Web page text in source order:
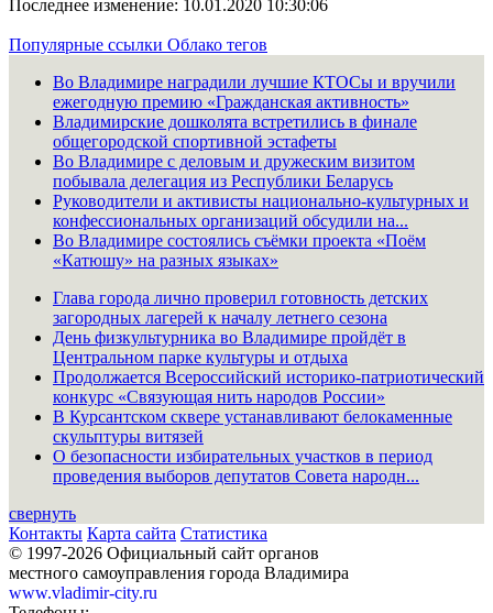
Последнее изменение: 10.01.2020 10:30:06
Популярные ссылки Облако тегов
Во Владимире наградили лучшие КТОСы и вручили
ежегодную премию «Гражданская активность»
Владимирские дошколята встретились в финале
общегородской спортивной эстафеты
Во Владимире с деловым и дружеским визитом
побывала делегация из Республики Беларусь
Руководители и активисты национально-культурных и
конфессиональных организаций обсудили на...
Во Владимире состоялись съёмки проекта «Поём
«Катюшу» на разных языках»
Глава города лично проверил готовность детских
загородных лагерей к началу летнего сезона
День физкультурника во Владимире пройдёт в
Центральном парке культуры и отдыха
Продолжается Всероссийский историко-патриотический
конкурс «Связующая нить народов России»
В Курсантском сквере устанавливают белокаменные
скульптуры витязей
О безопасности избирательных участков в период
проведения выборов депутатов Совета народн...
свернуть
Контакты Карта сайта Статистика
© 1997-2026 Официальный сайт органов
местного самоуправления города Владимира
www.vladimir-city.ru